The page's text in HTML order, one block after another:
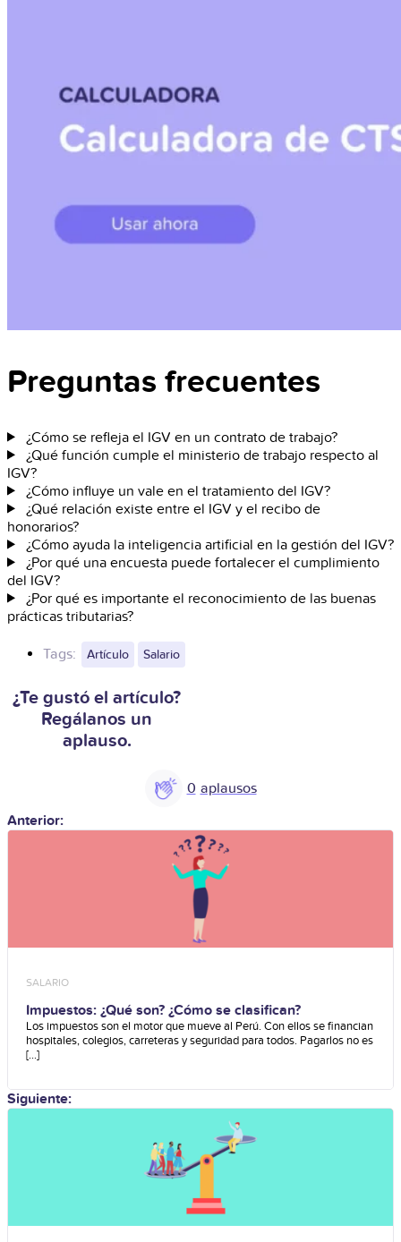
Preguntas frecuentes
¿Cómo se refleja el IGV en un contrato de trabajo?
¿Qué función cumple el ministerio de trabajo respecto al
IGV?
¿Cómo influye un vale en el tratamiento del IGV?
¿Qué relación existe entre el IGV y el recibo de
honorarios?
¿Cómo ayuda la inteligencia artificial en la gestión del IGV?
¿Por qué una encuesta puede fortalecer el cumplimiento
del IGV?
¿Por qué es importante el reconocimiento de las buenas
prácticas tributarias?
Tags: Artículo Salario
¿Te gustó el artículo?
Regálanos un
aplauso.
0
Anterior:
SALARIO
Impuestos: ¿Qué son? ¿Cómo se clasifican?
Los impuestos son el motor que mueve al Perú. Con ellos se financian
hospitales, colegios, carreteras y seguridad para todos. Pagarlos no es
[...]
Siguiente: